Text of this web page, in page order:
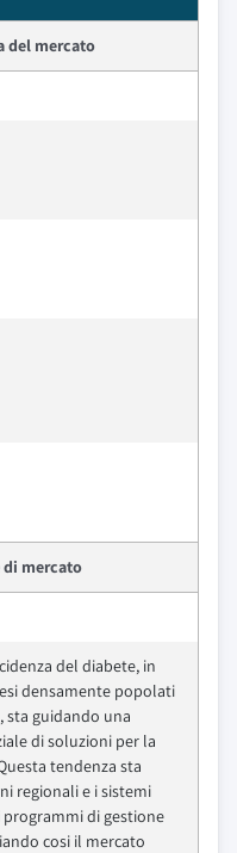
del mercato
mercato
del diabete, in
densamente popolati
sta guidando una
di soluzioni per la
tendenza sta
regionali e i sistemi
programmi di gestione
cosi il mercato